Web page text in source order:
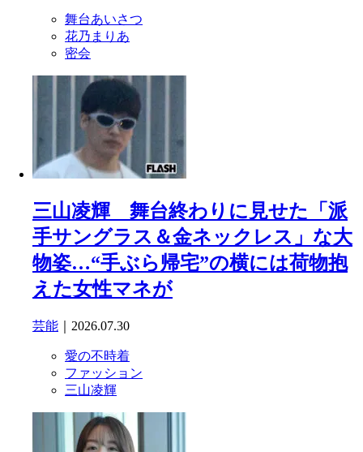
舞台あいさつ
花乃まりあ
密会
三山凌輝 舞台終わりに見せた「派
手サングラス＆金ネックレス」な大
物姿…“手ぶら帰宅”の横には荷物抱
えた女性マネが
芸能 ｜2026.07.30
愛の不時着
ファッション
三山凌輝